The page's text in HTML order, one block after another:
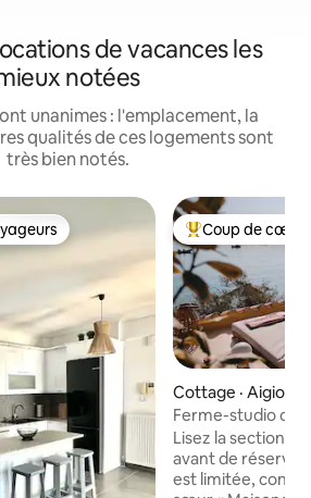
de vacances les
notées
unanimes : l'emplacement, la
qualités de ces logements sont
très bien notés.
parmi les plus aimésCoup de cœur
Coup de cœur
Cottage · Aigio
Ferme-studio de
Ath/Airp/train/
Lisez la section «
avant de
est limitée,